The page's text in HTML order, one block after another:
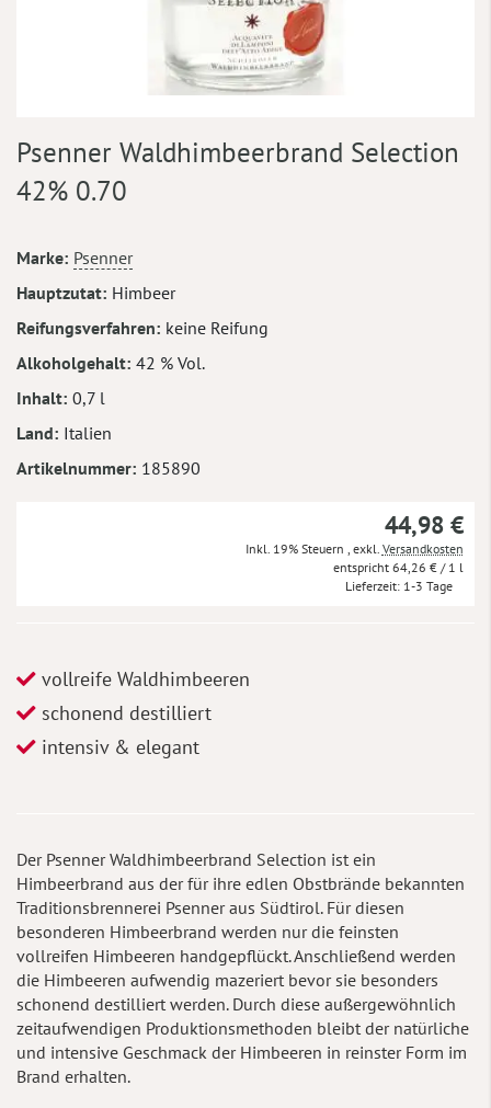
Anfang
der
Bildergalerie
Psenner Waldhimbeerbrand Selection
42% 0.70
Mehr
Informationen
Marke Psenner
Hauptzutat Himbeer
Reifungsverfahren keine Reifung
Alkoholgehalt 42 % Vol.
Inhalt 0,7 l
Land Italien
Artikelnummer 185890
44,98 €
Inkl. 19% Steuern exkl. Versandkosten
64,26 € / 1 l
Lieferzeit 1-3 Tage
vollreife Waldhimbeeren
schonend destilliert
intensiv & elegant
Der Psenner Waldhimbeerbrand Selection ist ein
Himbeerbrand aus der für ihre edlen Obstbrände bekannten
Traditionsbrennerei Psenner aus Südtirol. Für diesen
besonderen Himbeerbrand werden nur die feinsten
vollreifen Himbeeren handgepflückt. Anschließend werden
die Himbeeren aufwendig mazeriert bevor sie besonders
schonend destilliert werden. Durch diese außergewöhnlich
zeitaufwendigen Produktionsmethoden bleibt der natürliche
und intensive Geschmack der Himbeeren in reinster Form im
Brand erhalten.